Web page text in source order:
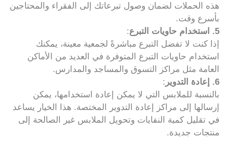
هذه الحملات لضمان وصول تبرعاتك إلى الفقراء والمحتاجين
بأسرع وقت.
5. استخدام حاويات التبرع
:
إذا كنت لا تفضل التبرع مباشرةً لجمعية معينة، يمكنك
استخدام حاويات التبرع المتوفرة في العديد من الأماكن
العامة مثل مراكز التسوق والمساجد والمدارس.
6. إعادة التدوير
:
بالنسبة للملابس التي لا يمكن إعادة استخدامها، يمكن
إرسالها إلى مراكز إعادة التدوير المختصة. هذا الخيار يساعد
في تقليل كمية النفايات وتحويل الملابس غير الصالحة إلى
منتجات جديدة.